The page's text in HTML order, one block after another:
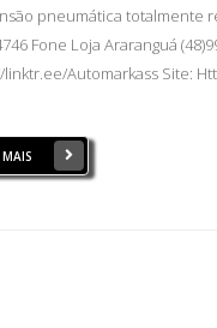
pneumática totalmente
Fone Loja Araranguá
Automarkass Site:
MAIS